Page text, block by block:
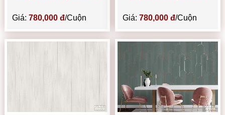
Giá:780,000 đ/Cuộn Giá: 780,000 đ/Cuộn